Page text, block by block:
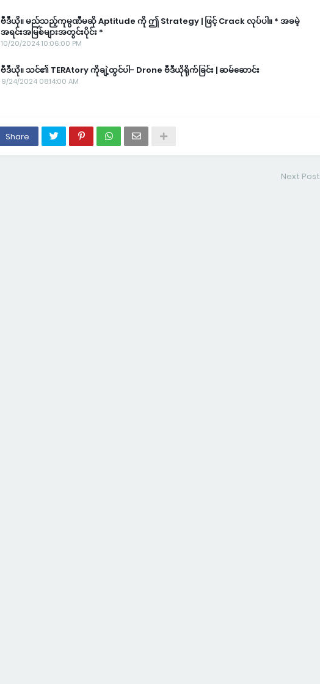
ဗီဒီယို။ မည်သည့်ကုမ္ပဏီမဆို Aptitude ကို ဤ Strategy | ဖြင့် Crack လုပ်ပါ။ * အခမဲ့
အရင်းအမြစ်များအတွင်းပိုင်း *
10/20/2024 10:06:00 PM
ဗီဒီယို။ သင်၏ TERAtory ကိုချဲ့ထွင်ပါ- Drone ဗီဒီယိုရိုက်ခြင်း | ဆမ်ဆောင်း
9/24/2024 08:14:00 AM
Share
Next Post